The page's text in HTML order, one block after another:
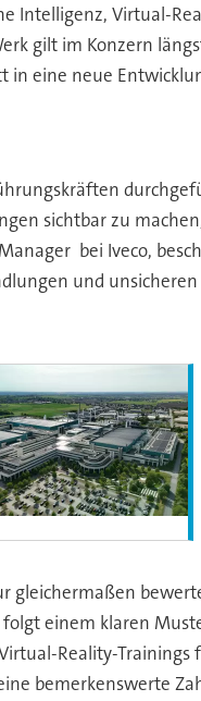
Intelligenz, Virtual-
gilt im Konzern
in eine neue
sichtbar zu
bei Iveco,
und
gleichermaßen
einem klaren
Reality-Trainings
bemerkenswerte